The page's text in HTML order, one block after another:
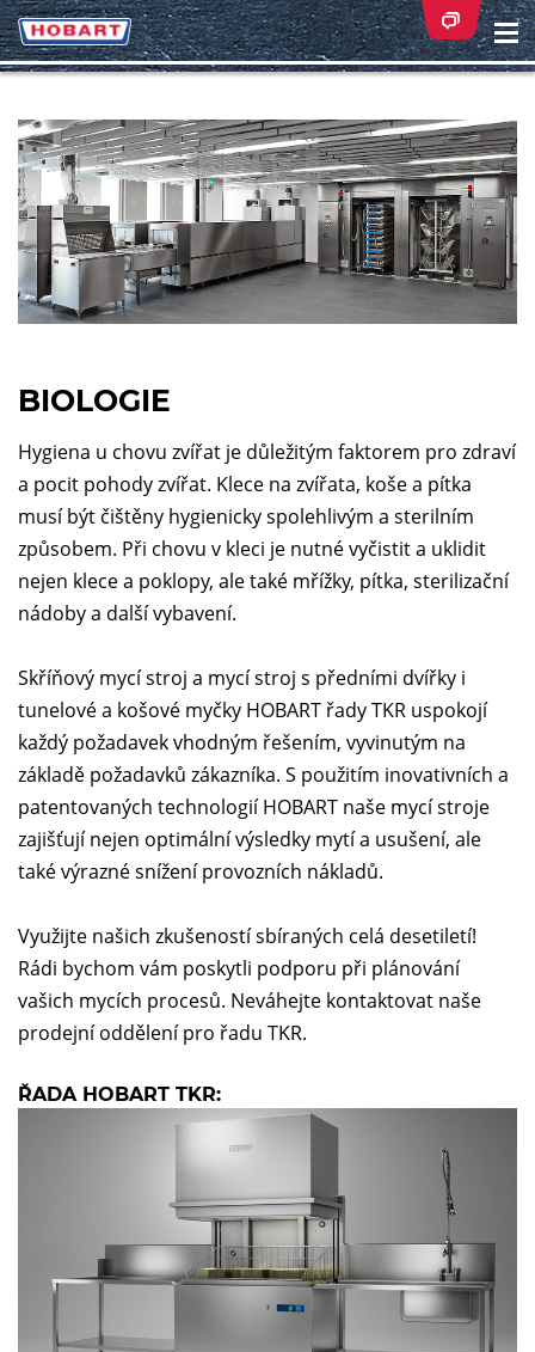
BIOLOGIE
Hygiena u chovu zvířat je důležitým faktorem pro zdraví
a pocit pohody zvířat. Klece na zvířata, koše a pítka
musí být čištěny hygienicky spolehlivým a sterilním
způsobem. Při chovu v kleci je nutné vyčistit a uklidit
nejen klece a poklopy, ale také mřížky, pítka, sterilizační
nádoby a další vybavení.
Skříňový mycí stroj a mycí stroj s předními dvířky i
tunelové a košové myčky HOBART řady TKR uspokojí
každý požadavek vhodným řešením, vyvinutým na
základě požadavků zákazníka. S použitím inovativních a
patentovaných technologií HOBART naše mycí stroje
zajišťují nejen optimální výsledky mytí a usušení, ale
také výrazné snížení provozních nákladů.
Využijte našich zkušeností sbíraných celá desetiletí!
Rádi bychom vám poskytli podporu při plánování
vašich mycích procesů. Neváhejte kontaktovat naše
prodejní oddělení pro řadu TKR.
ŘADA HOBART TKR: